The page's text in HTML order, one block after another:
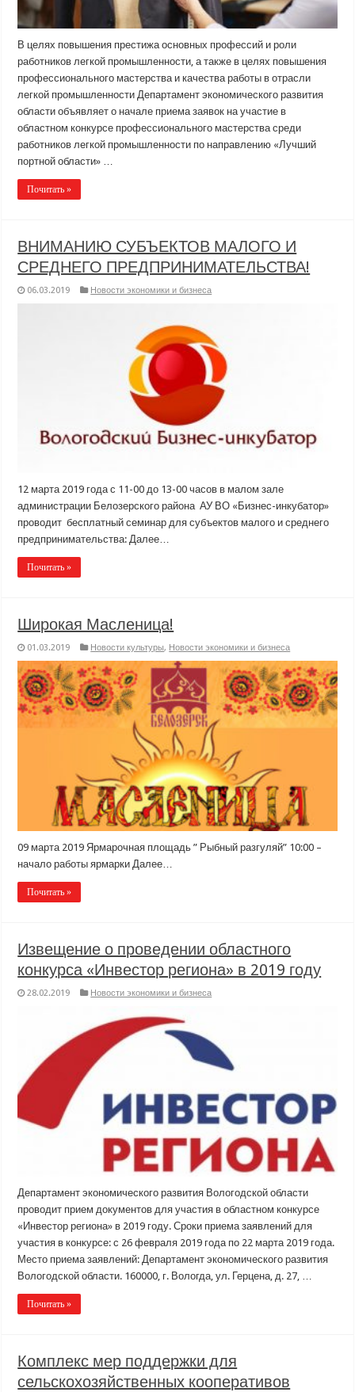
В целях повышения престижа основных профессий и роли
работников легкой промышленности, а также в целях повышения
профессионального мастерства и качества работы в отрасли
легкой промышленности Департамент экономического развития
области объявляет о начале приема заявок на участие в
областном конкурсе профессионального мастерства среди
работников легкой промышленности по направлению «Лучший
портной области» …
Почитать »
ВНИМАНИЮ СУБЪЕКТОВ МАЛОГО И
СРЕДНЕГО ПРЕДПРИНИМАТЕЛЬСТВА!
06.03.2019 Новости экономики и бизнеса
12 марта 2019 года с 11-00 до 13-00 часов в малом зале
администрации Белозерского района АУ ВО «Бизнес-инкубатор»
проводит бесплатный семинар для субъектов малого и среднего
предпринимательства: Далее…
Почитать »
Широкая Масленица!
01.03.2019 Новости культуры, Новости экономики и бизнеса
09 марта 2019 Ярмарочная площадь ” Рыбный разгуляй” 10:00 –
начало работы ярмарки Далее…
Почитать »
Извещение о проведении областного
конкурса «Инвестор региона» в 2019 году
28.02.2019 Новости экономики и бизнеса
Департамент экономического развития Вологодской области
проводит прием документов для участия в областном конкурсе
«Инвестор региона» в 2019 году. Сроки приема заявлений для
участия в конкурсе: с 26 февраля 2019 года по 22 марта 2019 года.
Место приема заявлений: Департамент экономического развития
Вологодской области. 160000, г. Вологда, ул. Герцена, д. 27, …
Почитать »
Комплекс мер поддержки для
сельскохозяйственных кооперативов